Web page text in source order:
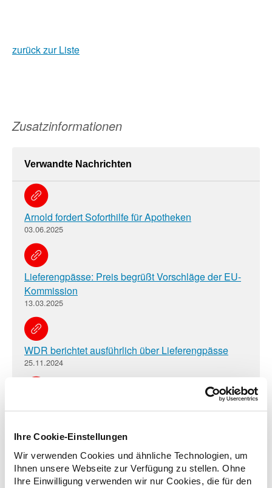
Ihre Cookie-Einstellungen
Wir verwenden Cookies und ähnliche Technologien, um
Ihnen unsere Webseite zur Verfügung zu stellen. Ohne
Ihre Einwilligung verwenden wir nur Cookies, die für den
zurück zur Liste
Zusatzinformationen
Verwandte Nachrichten
Arnold fordert Soforthilfe für Apotheken
03.06.2025
Lieferengpässe: Preis begrüßt Vorschläge der EU-
Kommission
13.03.2025
WDR berichtet ausführlich über Lieferengpässe
25.11.2024
Lieferengpässe: Hubmann fordert mehr
22.11.2024
Lieferengpässe und Apothekenschließungen: